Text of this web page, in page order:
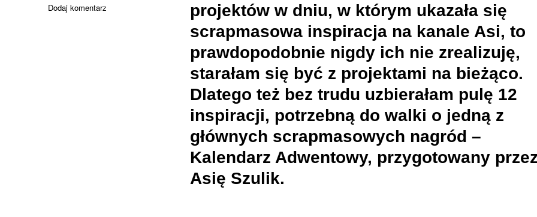
projektów w dniu, w którym ukazała się
scrapmasowa inspiracja na kanale Asi, to
prawdopodobnie nigdy ich nie zrealizuję,
starałam się być z projektami na bieżąco.
Dlatego też bez trudu uzbierałam pulę 12
inspiracji, potrzebną do walki o jedną z
głównych scrapmasowych nagród –
Kalendarz Adwentowy, przygotowany
Asię Szulik.
Dodaj komentarz